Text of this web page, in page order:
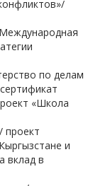
по делам
«Школа
проект
и
вклад в